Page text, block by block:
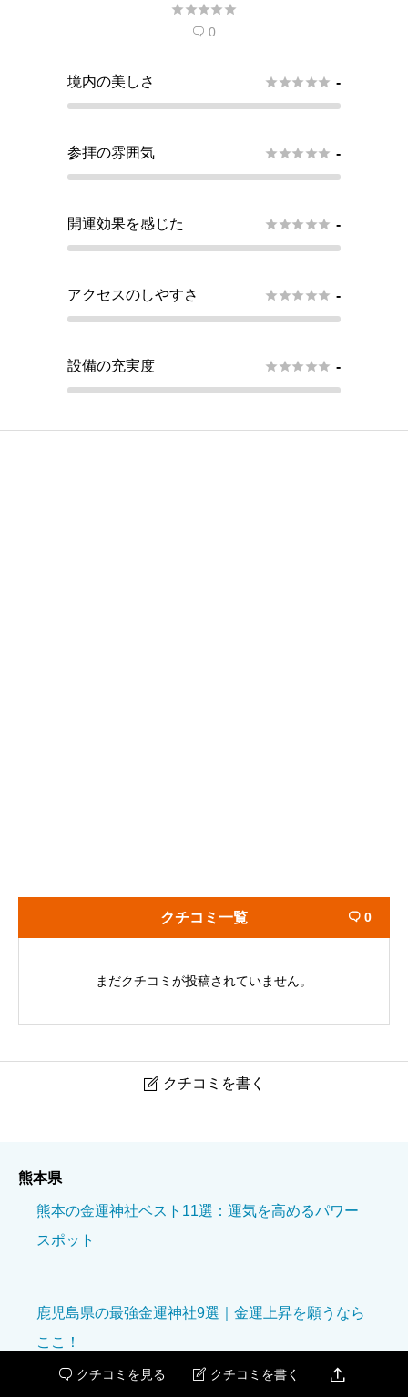

 0
境内の美しさ  -
参拝の雰囲気  -
開運効果を感じた  -
アクセスのしやすさ  -
設備の充実度  -
クチコミ一覧  0
まだクチコミが投稿されていません。
 クチコミを書く
ニックネーム
境内の美しさ 必須
熊本県
熊本の金運神社ベスト11選：運気を高めるパワー
スポット
鹿児島県の最強金運神社9選｜金運上昇を願うなら
ここ！
 クチコミを見る  クチコミを書く 